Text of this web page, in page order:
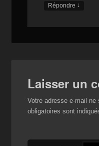
Répondre ↓
Laisser un
Votre adresse e-mail ne
obligatoires sont